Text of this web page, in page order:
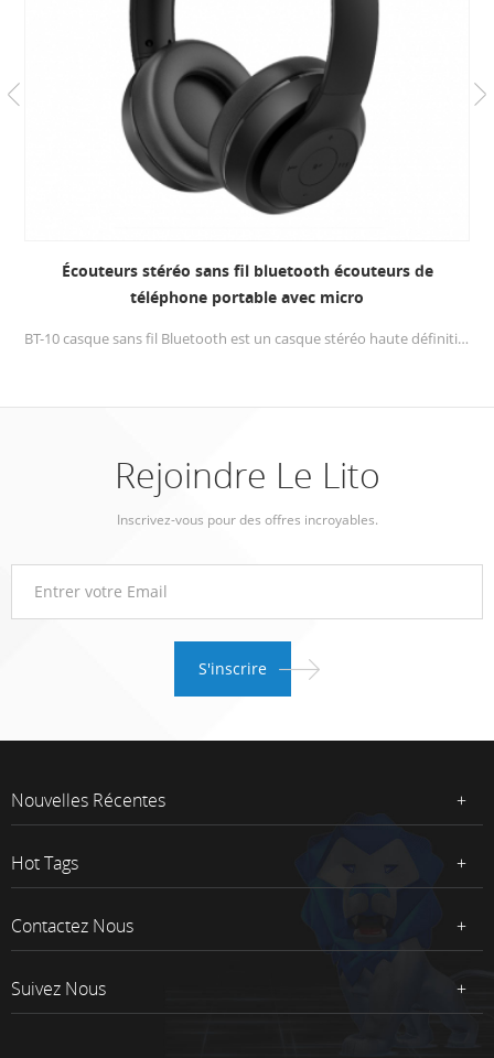
Écouteurs stéréo sans fil bluetooth écouteurs de
téléphone portable avec micro
BT-10 casque sans fil Bluetooth est un casque stéréo haute définition, un logiciel spécialement développé et une technologie de son HD qui vise à diffuser la musique de vos appareils à un tout autre niveau.
Rejoindre Le Lito
Inscrivez-vous pour des offres incroyables.
Nouvelles Récentes
Hot Tags
Contactez Nous
Suivez Nous